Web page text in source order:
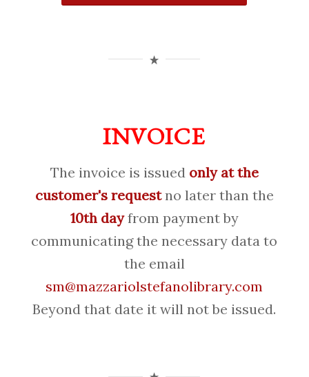
INVOICE
The invoice is issued only at the
customer's requestno later than the
10th dayfrom payment by
communicating the necessary data to
the email
sm@mazzariolstefanolibrary.com
Beyond that date it will not be issued.